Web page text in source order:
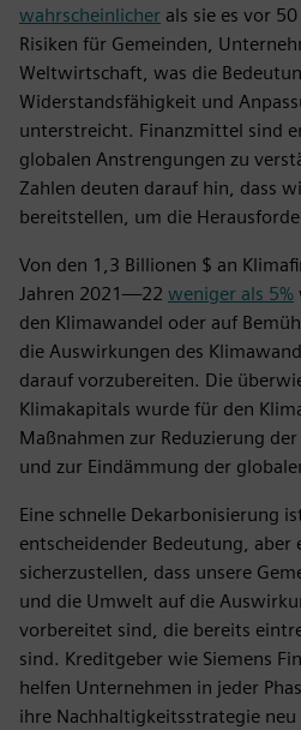
wahrscheinlicher als sie es vor
Risiken für Gemeinden,
Weltwirtschaft, was die
Widerstandsfähigkeit und
unterstreicht. Finanzmittel sind
globalen Anstrengungen zu
Zahlen deuten darauf hin, dass
bereitstellen, um die
Von den 1,3 Billionen $ an
Jahren 2021—22 weniger als 5%
den Klimawandel oder auf
die Auswirkungen des
darauf vorzubereiten. Die
Klimakapitals wurde für den
Maßnahmen zur Reduzierung
und zur Eindämmung der
Eine schnelle Dekarbonisierung
entscheidender Bedeutung, aber
sicherzustellen, dass unsere
und die Umwelt auf die
vorbereitet sind, die bereits
sind. Kreditgeber wie Siemens
helfen Unternehmen in jeder
ihre Nachhaltigkeitsstrategie neu